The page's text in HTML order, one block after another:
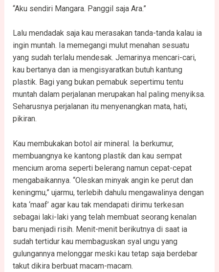
“Aku sendiri Mangara. Panggil saja Ara.”
Lalu mendadak saja kau merasakan tanda-tanda kalau ia
ingin muntah. Ia memegangi mulut menahan sesuatu
yang sudah terlalu mendesak. Jemarinya mencari-cari,
kau bertanya dan ia mengisyaratkan butuh kantung
plastik. Bagi yang bukan pemabuk sepertimu tentu
muntah dalam perjalanan merupakan hal paling menyiksa.
Seharusnya perjalanan itu menyenangkan mata, hati,
pikiran.
Kau membukakan botol air mineral. Ia berkumur,
membuangnya ke kantong plastik dan kau sempat
mencium aroma seperti belerang namun cepat-cepat
mengabaikannya. “Oleskan minyak angin ke perut dan
keningmu,” ujarmu, terlebih dahulu mengawalinya dengan
kata ‘maaf’ agar kau tak mendapati dirimu terkesan
sebagai laki-laki yang telah membuat seorang kenalan
baru menjadi risih. Menit-menit berikutnya di saat ia
sudah tertidur kau membaguskan syal ungu yang
gulungannya melonggar meski kau tetap saja berdebar
takut dikira berbuat macam-macam.